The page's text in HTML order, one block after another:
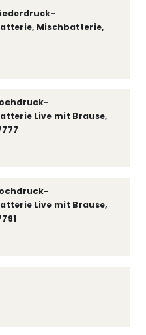
Mischbatterie,
Live mit Brause,
Live mit Brause,